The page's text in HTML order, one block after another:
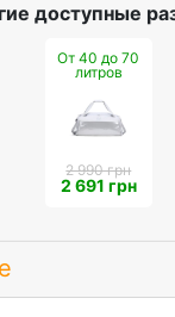
доступные
От 40 до 70
литров
2 990 грн
2 691 грн